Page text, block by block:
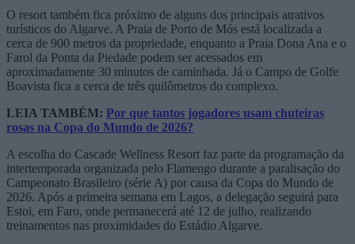
O resort também fica próximo de alguns dos principais atrativos
turísticos do Algarve. A Praia de Porto de Mós está localizada a
cerca de 900 metros da propriedade, enquanto a Praia Dona Ana e o
Farol da Ponta da Piedade podem ser acessados em
aproximadamente 30 minutos de caminhada. Já o Campo de Golfe
Boavista fica a cerca de três quilômetros do complexo.
LEIA TAMBÉM: Por que tantos jogadores usam chuteiras
rosas na Copa do Mundo de 2026?
A escolha do Cascade Wellness Resort faz parte da programação da
intertemporada organizada pelo Flamengo durante a paralisação do
Campeonato Brasileiro (série A) por causa da Copa do Mundo de
2026. Após a primeira semana em Lagos, a delegação seguirá para
Estoi, em Faro, onde permanecerá até 12 de julho, realizando
treinamentos nas proximidades do Estádio Algarve.